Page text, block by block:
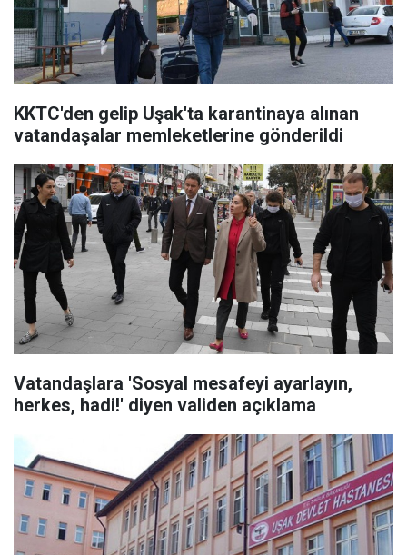
KKTC'den gelip Uşak'ta karantinaya alınan
vatandaşalar memleketlerine gönderildi
Vatandaşlara 'Sosyal mesafeyi ayarlayın,
herkes, hadi!' diyen validen açıklama